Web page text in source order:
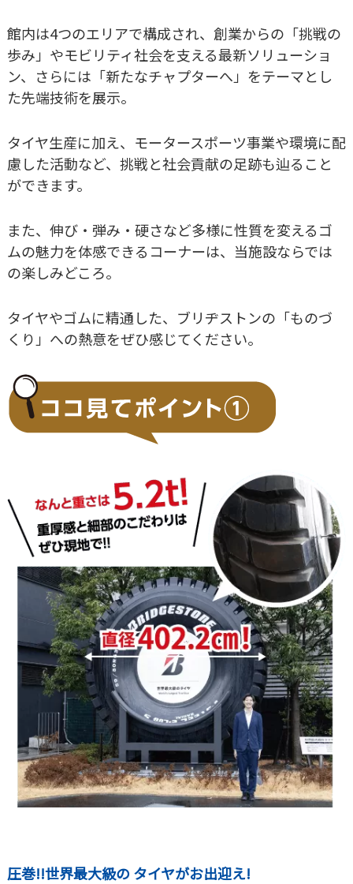
館内は4つのエリアで構成され、創業からの「挑戦の
歩み」やモビリティ社会を支える最新ソリューショ
ン、さらには「新たなチャプターへ」をテーマとし
た先端技術を展示。
タイヤ生産に加え、モータースポーツ事業や環境に配
慮した活動など、挑戦と社会貢献の足跡も辿ること
ができます。
また、伸び・弾み・硬さなど多様に性質を変えるゴ
ムの魅力を体感できるコーナーは、当施設ならでは
の楽しみどころ。
タイヤやゴムに精通した、ブリヂストンの「ものづ
くり」への熱意をぜひ感じてください。
圧巻!!世界最大級の タイヤがお出迎え!